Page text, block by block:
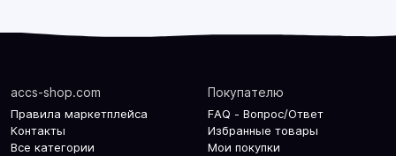
accs-shop.com
Правила маркетплейса
Контакты
Все категории
Покупателю
FAQ - Вопрос/Ответ
Избранные товары
Мои покупки